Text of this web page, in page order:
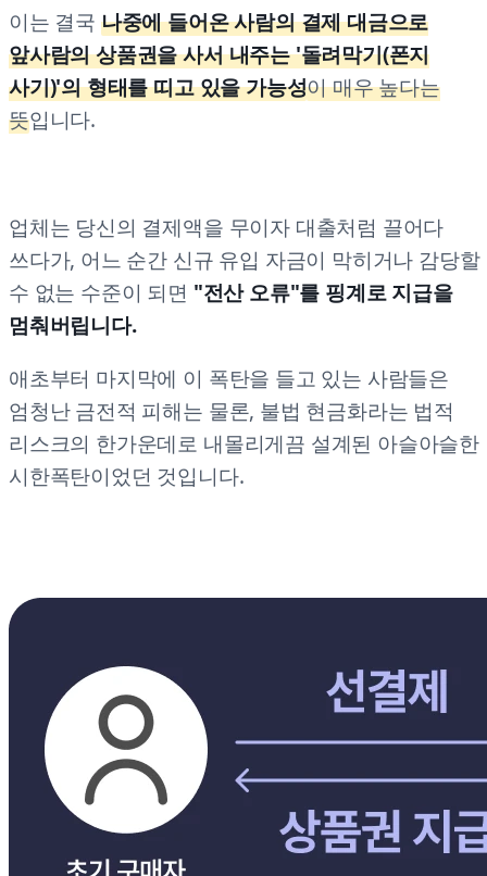
이는 결국 나중에 들어온 사람의 결제 대금으로
앞사람의 상품권을 사서 내주는 '돌려막기(폰지
사기)'의 형태를 띠고 있을 가능성이 매우 높다는
뜻입니다.
업체는 당신의 결제액을 무이자 대출처럼 끌어다
쓰다가, 어느 순간 신규 유입 자금이 막히거나 감당할
수 없는 수준이 되면 "전산 오류"를 핑계로 지급을
멈춰버립니다.
애초부터 마지막에 이 폭탄을 들고 있는 사람들은
엄청난 금전적 피해는 물론, 불법 현금화라는 법적
리스크의 한가운데로 내몰리게끔 설계된 아슬아슬한
시한폭탄이었던 것입니다.